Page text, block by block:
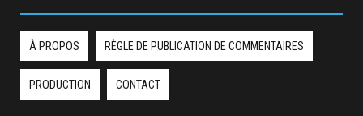
À PROPOS RÈGLE DE PUBLICATION DE COMMENTAIRES
PRODUCTION CONTACT